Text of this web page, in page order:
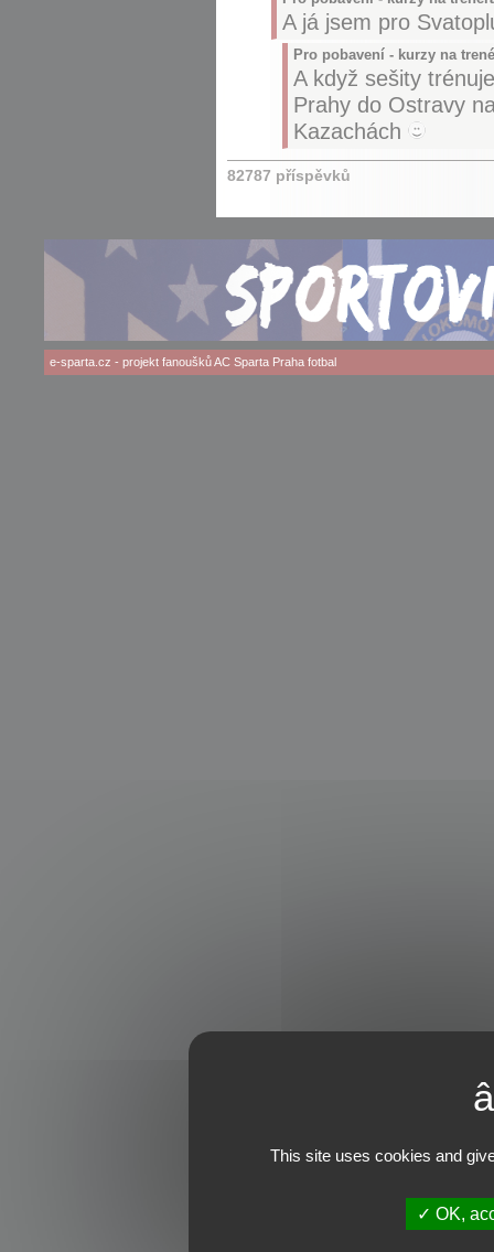
A já jsem pro
Pro pobavení - kurzy na
A když sešity
Prahy do Ostravy
Kazachách
82787 příspěvků
e-sparta.cz - projekt fanouškůAC Sparta Prahafotbal
This site uses cookies and
OK,